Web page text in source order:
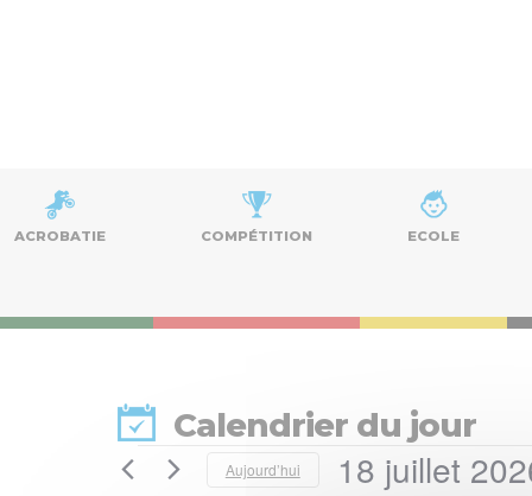
ACROBATIE COMPÉTITION ECOLE
Calendrier du jour
Évènements
Aujourd’hui 18 juillet